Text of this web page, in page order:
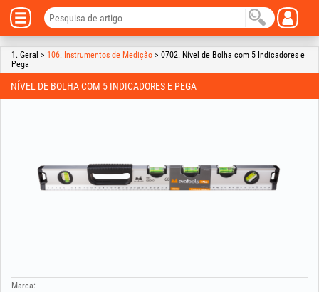
1. Geral > 106. Instrumentos de Medição > 0702. Nível de Bolha com 5 Indicadores e
Pega
NÍVEL DE BOLHA COM 5 INDICADORES E PEGA
Marca: